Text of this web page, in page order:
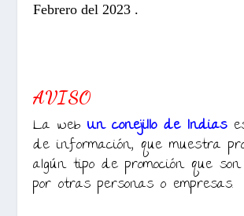
Febrero del 2023 .
AVISO
La webUn conejillo de Indias
de información, que muestra
algún tipo de promoción que
por otras personas o empresas.